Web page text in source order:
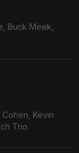
Buck Meek,
Kevin
Trio.